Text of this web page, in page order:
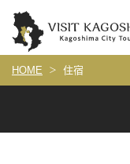
HOME 住宿